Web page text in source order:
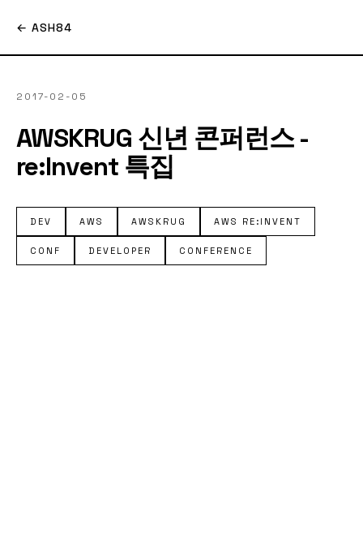
← ASH84
2017-02-05
AWSKRUG 신년 콘퍼런스 -
re:Invent 특집
DEV AWS AWSKRUG AWS RE:INVENT
CONF DEVELOPER CONFERENCE